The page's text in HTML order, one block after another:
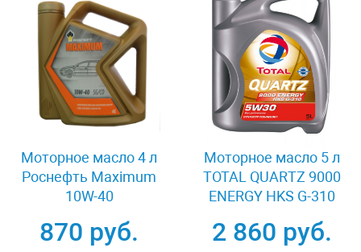
Моторное масло 4 л
Роснефть Maximum
10W-40
870 руб.
Моторное масло 5 л
TOTAL QUARTZ 9000
ENERGY HKS G-310
2 860 руб.